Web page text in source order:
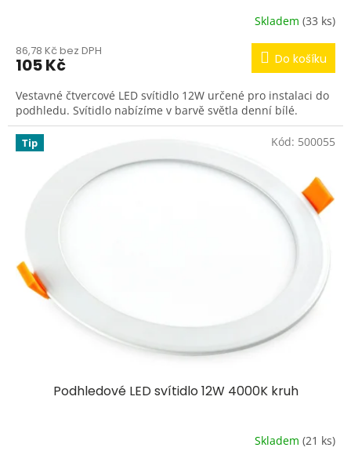
Skladem (33 ks)
86,78 Kč bez DPH
105 Kč Do košíku
Vestavné čtvercové LED svítidlo 12W určené pro instalaci do
podhledu. Svítidlo nabízíme v barvě světla denní bílé.
Tip
Podhledové LED svítidlo 12W 4000K kruh
Skladem (21 ks)
Kód: 500055